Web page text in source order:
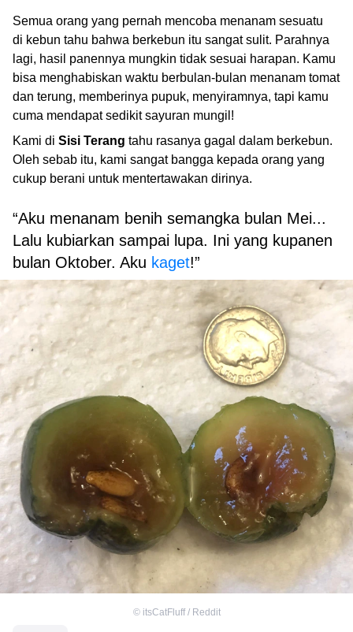
Semua orang yang pernah mencoba menanam sesuatu
di kebun tahu bahwa berkebun itu sangat sulit. Parahnya
lagi, hasil panennya mungkin tidak sesuai harapan. Kamu
bisa menghabiskan waktu berbulan-bulan menanam tomat
dan terung, memberinya pupuk, menyiramnya, tapi kamu
cuma mendapat sedikit sayuran mungil!
Kami di Sisi Terang tahu rasanya gagal dalam berkebun.
Oleh sebab itu, kami sangat bangga kepada orang yang
cukup berani untuk mentertawakan dirinya.
“Aku menanam benih semangka bulan Mei...
Lalu kubiarkan sampai lupa. Ini yang kupanen
bulan Oktober. Aku kaget!”
© itsCatFluff / Reddit